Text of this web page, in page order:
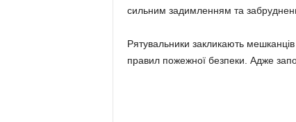
сильним задимленням та
Рятувальники закликають
правил пожежної безпеки. Адже